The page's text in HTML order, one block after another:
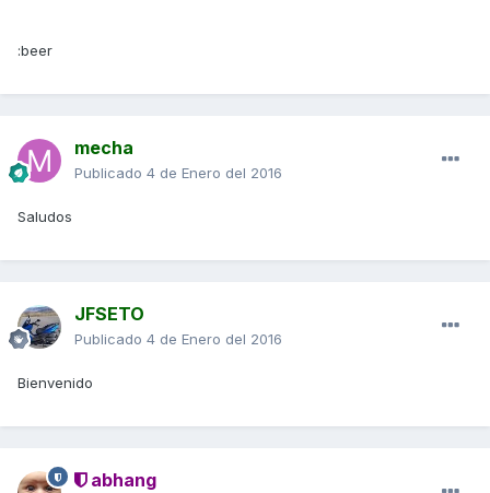
:beer
mecha
Publicado 4 de Enero del 2016
Saludos
JFSETO
Publicado 4 de Enero del 2016
Bienvenido
abhang